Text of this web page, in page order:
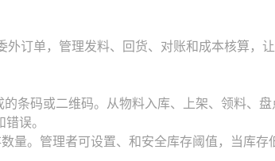
单，管理发料、回货、对账和成本核算，让
条码或二维码。从物料入库、上架、领料、
误。
量。管理者可设置、和安全库存阈值，当库存